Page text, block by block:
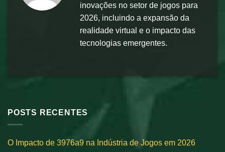
inovações no setor de jogos para
2026, incluindo a expansão da
realidade virtual e o impacto das
tecnologias emergentes.
POSTS RECENTES
O Impacto de 3976a9 na Indústria de Jogos em 2026